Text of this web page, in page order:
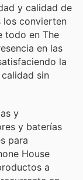
y calidad de
los convierten
todo en The
en las
la
sin
y
y baterías
para
House
a